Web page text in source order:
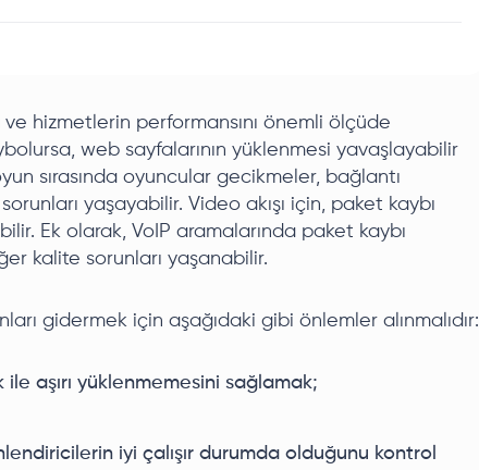
hizmetlerin performansını önemli ölçüde
web sayfalarının yüklenmesi yavaşlayabilir
sırasında oyuncular gecikmeler, bağlantı
yaşayabilir. Video akışı için, paket kaybı
Ek olarak, VoIP aramalarında paket kaybı
kalite sorunları yaşanabilir.
gidermek için aşağıdaki gibi önlemler alınmalıdır:
aşırı yüklenmemesini sağlamak;
iyi çalışır durumda olduğunu kontrol